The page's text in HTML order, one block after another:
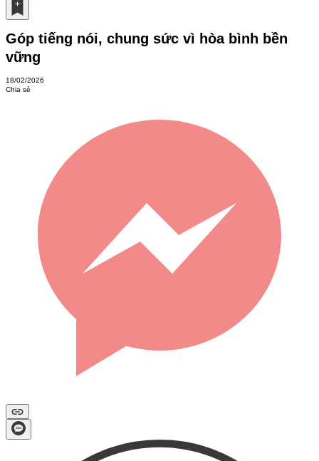
Góp tiếng nói, chung sức vì hòa bình bền
vững
18/02/2026
Chia sẻ